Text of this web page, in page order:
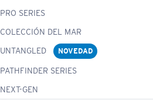
PRO SERIES
COLECCIÓN DEL MAR
UNTANGLED
NOVEDAD
PATHFINDER SERIES
NEXT-GEN